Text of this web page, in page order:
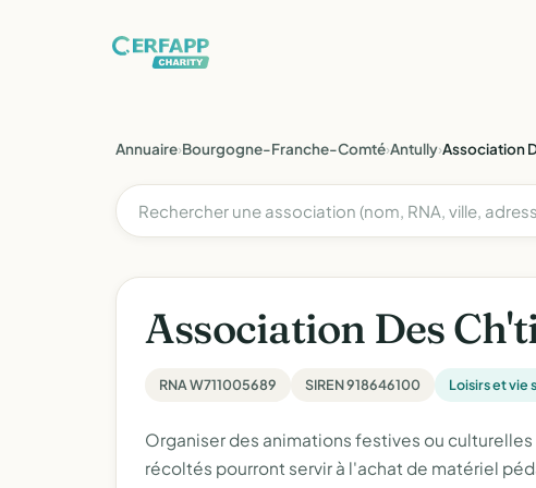
Annuaire›Bourgogne-Franche-Comté›Antully›Association
Association Des
RNA W711005689 SIREN 918646100 Loisirs et vie
Organiser des animations festives ou
récoltés pourront servir à l'achat de matériel